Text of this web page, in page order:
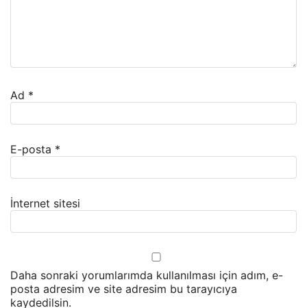
Ad *
E-posta *
İnternet sitesi
Daha sonraki yorumlarımda kullanılması için adım, e-
posta adresim ve site adresim bu tarayıcıya
kaydedilsin.